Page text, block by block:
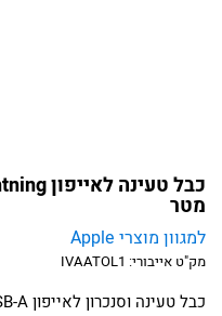
מטר
למגוון מוצרי Apple
מק"ט אייבורי: IVAATOL1